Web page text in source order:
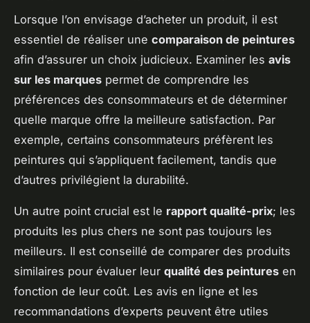
Lorsque l’on envisage d’acheter un produit, il est
essentiel de réaliser une comparaison de peintures
afin d’assurer un choix judicieux. Examiner les avis
sur les marques permet de comprendre les
préférences des consommateurs et de déterminer
quelle marque offre la meilleure satisfaction. Par
exemple, certains consommateurs préfèrent les
peintures qui s’appliquent facilement, tandis que
d’autres privilégient la durabilité.
Un autre point crucial est le rapport qualité-prix; les
produits les plus chers ne sont pas toujours les
meilleurs. Il est conseillé de comparer des produits
similaires pour évaluer leur qualité des peintures en
fonction de leur coût. Les avis en ligne et les
recommandations d’experts peuvent être utiles